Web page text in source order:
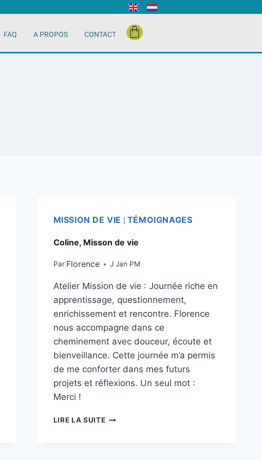
FAQ A PROPOS CONTACT
MISSION DE VIE TÉMOIGNAGES
Coline, Misson de vie
Par Florence J Jan PM
Atelier Mission de vie : Journée riche en
apprentissage, questionnement,
enrichissement et rencontre. Florence
nous accompagne dans ce
cheminement avec douceur, écoute et
bienveillance. Cette journée m’a permis
de me conforter dans mes futurs
projets et réflexions. Un seul mot :
Merci !
LIRE LA SUITE